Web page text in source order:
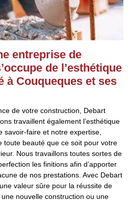
entreprise de
de l’esthétique
à Couqueques et ses
de votre construction, Debart
travaillent également l’esthétique
savoir-faire et notre expertise,
toute beauté que ce soit pour votre
Nous travaillons toutes sortes de
les finitions afin d’apporter
de nos prestations. Avec Debart
valeur sûre pour la réussite de
nouvelle construction ou une